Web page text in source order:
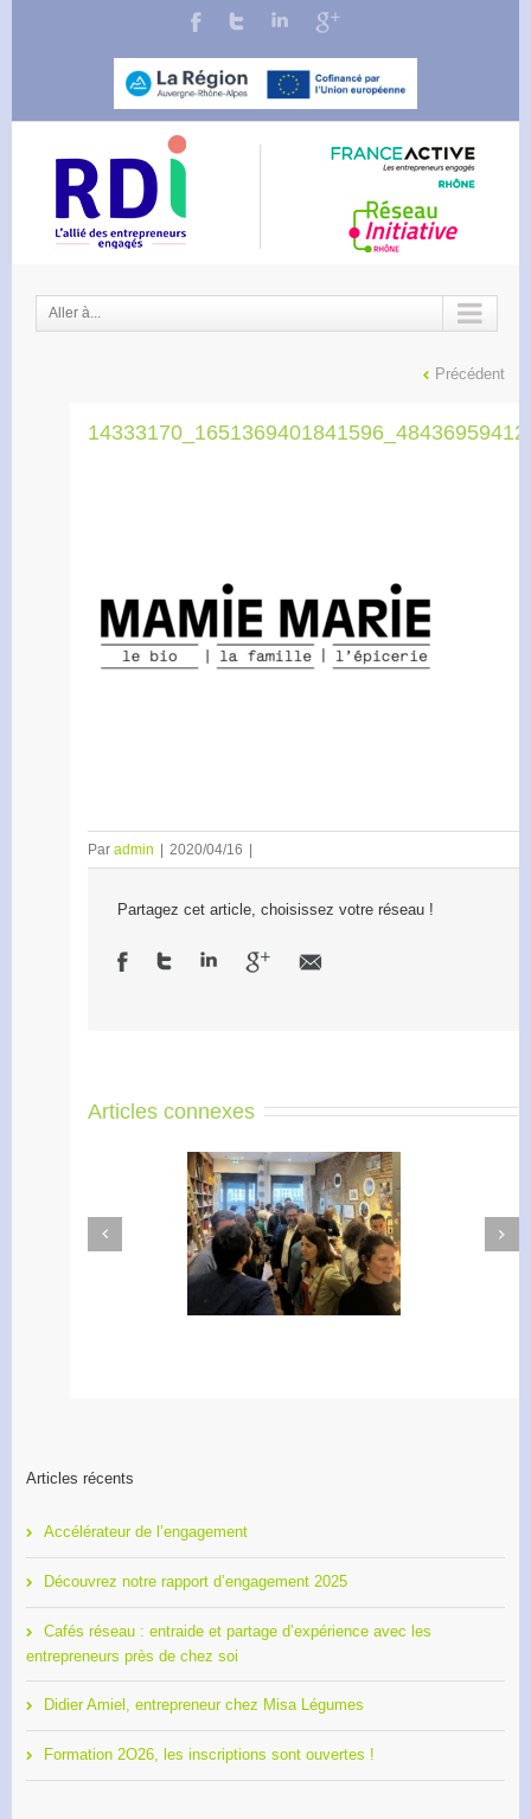
Aller à...
Précédent
Par admin 2020/04/16
Partagez cet article, choisissez votre réseau !
Articles connexes
Accélérateur de
l’engagement
Previous
Next
Articles récents
Accélérateur de l’engagement
Découvrez notre rapport d’engagement 2025
Cafés réseau : entraide et partage d’expérience avec les
entrepreneurs près de chez soi
Didier Amiel, entrepreneur chez Misa Légumes
Formation 2O26, les inscriptions sont ouvertes !